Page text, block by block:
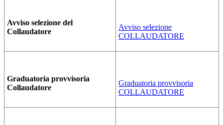
Avviso selezione del
Collaudatore
Avviso selezione
COLLAUDATORE
Graduatoria provvisoria
Collaudatore
Graduatoria provvisoria
COLLAUDATORE